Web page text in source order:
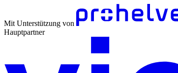
Mit Unterstützung von
Hauptpartner